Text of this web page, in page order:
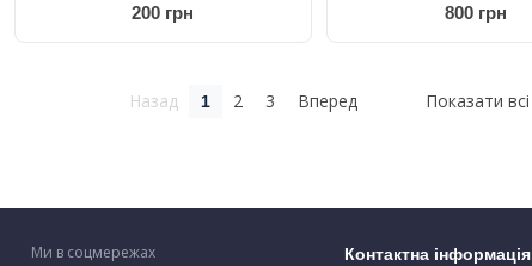
200 грн 800 грн
Назад 1 2 3 Вперед Показати всі
Ми в соцмережах Контактна інформація